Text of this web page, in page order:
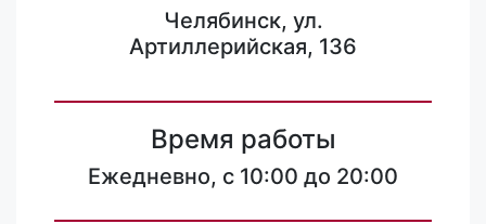
Челябинск, ул.
Артиллерийская, 136
Время работы
Ежедневно, с 10:00 до 20:00